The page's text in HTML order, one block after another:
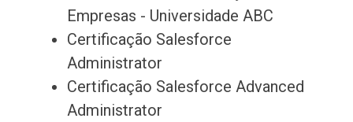
Empresas - Universidade ABC
Certificação Salesforce
Administrator
Certificação Salesforce Advanced
Administrator